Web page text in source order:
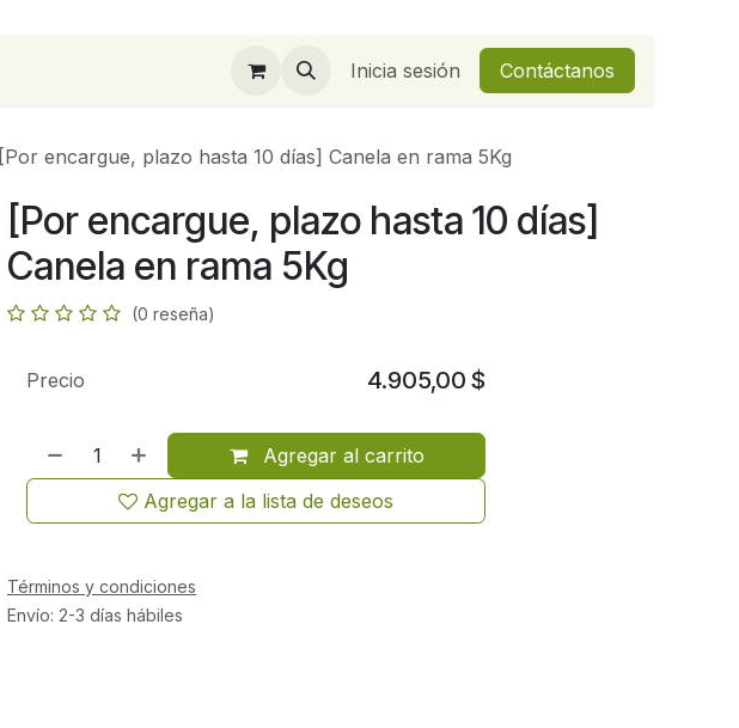
Inicia sesión Contáctanos
[Por encargue, plazo hasta 10 días] Canela en rama 5Kg
[Por encargue, plazo hasta 10 días]
Canela en rama 5Kg
(0 reseña)
Agregar al carrito
Agregar a la lista de deseos
Precio 4.905,00 $
Términos y condiciones
Envío: 2-3 días hábiles